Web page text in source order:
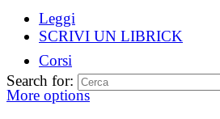
Leggi
SCRIVI UN LIBRICK
Corsi
More options
Search for: